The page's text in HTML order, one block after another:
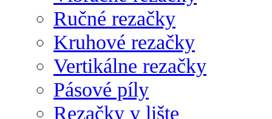
Ručné rezačky
Kruhové rezačky
Vertikálne rezačky
Pásové píly
Rezačky v lište